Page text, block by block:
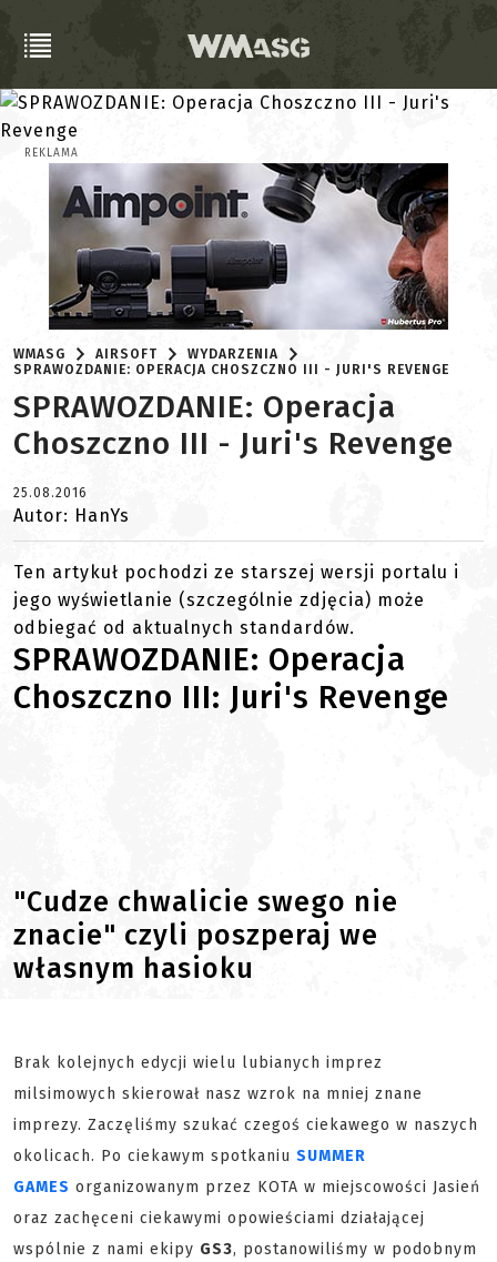
REKLAMA
WMASG AIRSOFT
WYDARZENIA
SPRAWOZDANIE: OPERACJA CHOSZCZNO III - JURI'S REVENGE
SPRAWOZDANIE: Operacja
Choszczno III - Juri's Revenge
25.08.2016
Autor: HanYs
Ten artykuł pochodzi ze starszej wersji portalu i
jego wyświetlanie (szczególnie zdjęcia) może
odbiegać od aktualnych standardów.
SPRAWOZDANIE: Operacja
Choszczno III: Juri's Revenge
"Cudze chwalicie swego nie
znacie" czyli poszperaj we
własnym hasioku
Brak kolejnych edycji wielu lubianych imprez
milsimowych skierował nasz wzrok na mniej znane
imprezy. Zaczęliśmy szukać czegoś ciekawego w naszych
okolicach. Po ciekawym spotkaniu SUMMER
GAMES organizowanym przez KOTA w miejscowości Jasień
oraz zachęceni ciekawymi opowieściami działającej
wspólnie z nami ekipy GS3, postanowiliśmy w podobnym